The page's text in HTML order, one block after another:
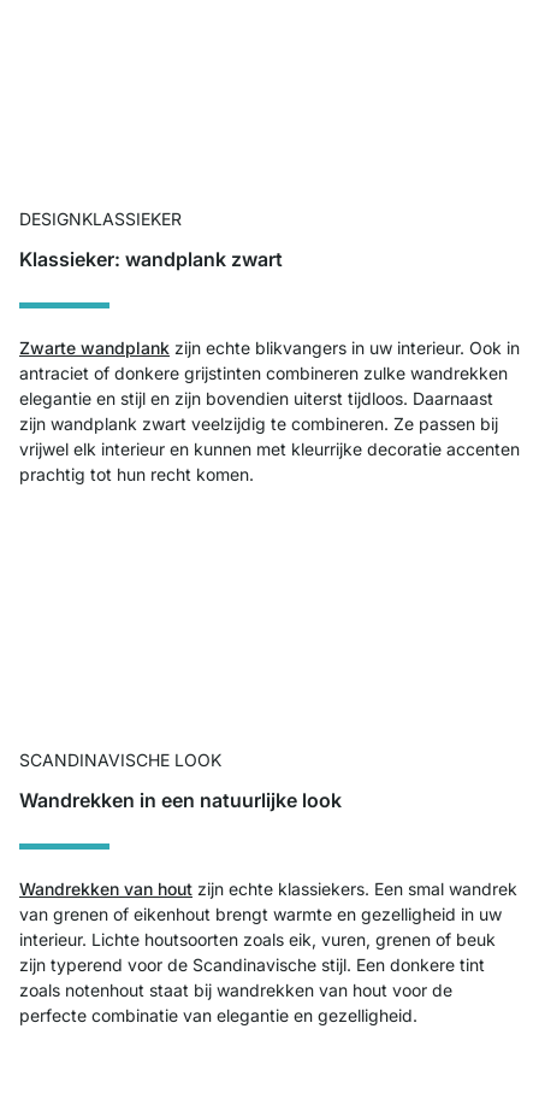
DESIGNKLASSIEKER
Klassieker: wandplank zwart
Zwarte wandplank zijn echte blikvangers in uw interieur. Ook in
antraciet of donkere grijstinten combineren zulke wandrekken
elegantie en stijl en zijn bovendien uiterst tijdloos. Daarnaast
zijn wandplank zwart veelzijdig te combineren. Ze passen bij
vrijwel elk interieur en kunnen met kleurrijke decoratie accenten
prachtig tot hun recht komen.
SCANDINAVISCHE LOOK
Wandrekken in een natuurlijke look
Wandrekken van hout zijn echte klassiekers. Een smal wandrek
van grenen of eikenhout brengt warmte en gezelligheid in uw
interieur. Lichte houtsoorten zoals eik, vuren, grenen of beuk
zijn typerend voor de Scandinavische stijl. Een donkere tint
zoals notenhout staat bij wandrekken van hout voor de
perfecte combinatie van elegantie en gezelligheid.